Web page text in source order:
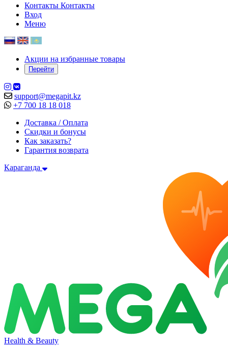
Контакты Контакты
Вход
Меню
Акции на избранные товары
Перейти
support@megapit.kz
+7 700 18 18 018
Доставка / Оплата
Скидки и бонусы
Как заказать?
Гарантия возврата
Караганда
Health & Beauty